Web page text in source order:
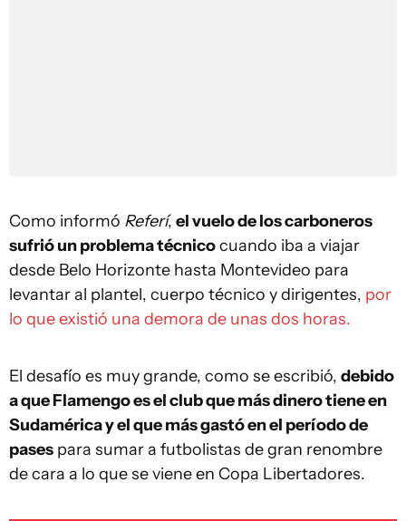
Como informó Referí, el vuelo de los carboneros
sufrió un problema técnicocuando iba a viajar
desde Belo Horizonte hasta Montevideo para
levantar al plantel, cuerpo técnico y dirigentes, por
lo que existió una demora de unas dos horas.
El desafío es muy grande, como se escribió, debido
a que Flamengo es el club que más dinero tiene en
Sudamérica y el que más gastó en el período de
pases para sumar a futbolistas de gran renombre
de cara a lo que se viene en Copa Libertadores.